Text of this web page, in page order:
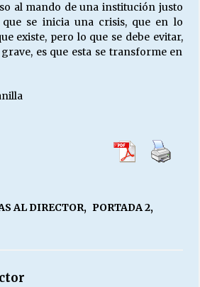
al mando de una institución justo
se inicia una crisis, que en lo
existe, pero lo que se debe evitar,
es que esta se transforme en
AL DIRECTOR, PORTADA 2,